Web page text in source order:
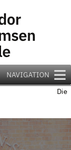
NAVIGATION